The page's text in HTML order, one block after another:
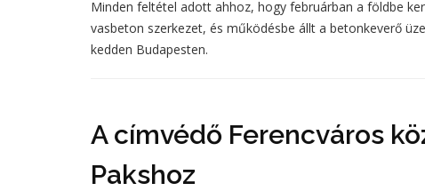
Minden feltétel adott ahhoz, hogy februárban a földbe
vasbeton szerkezet, és működésbe állt a betonkeverő
kedden Budapesten.
A címvédő Ferencváros
Pakshoz